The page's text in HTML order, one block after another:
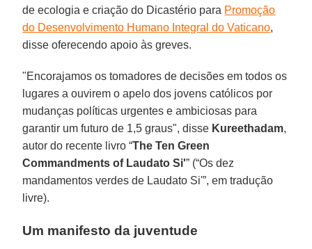
de ecologia e criação do Dicastério para Promoção
do Desenvolvimento Humano Integral do Vaticano,
disse oferecendo apoio às greves.
"Encorajamos os tomadores de decisões em todos os
lugares a ouvirem o apelo dos jovens católicos por
mudanças políticas urgentes e ambiciosas para
garantir um futuro de 1,5 graus", disse Kureethadam,
autor do recente livro “The Ten Green
Commandments of Laudato Si'” (“Os dez
mandamentos verdes de Laudato Si'”, em tradução
livre).
Um manifesto da juventude